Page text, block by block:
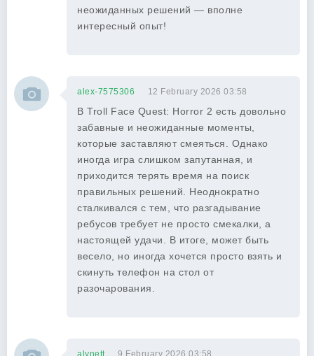
неожиданных решений — вполне
интересный опыт!
alex-7575306 12 February 2026 03:58
В Troll Face Quest: Horror 2 есть довольно
забавные и неожиданные моменты,
которые заставляют смеяться. Однако
иногда игра слишком запутанная, и
приходится терять время на поиск
правильных решений. Неоднократно
сталкивался с тем, что разгадывание
ребусов требует не просто смекалки, а
настоящей удачи. В итоге, может быть
весело, но иногда хочется просто взять и
скинуть телефон на стол от
разочарования.
alynett 9 February 2026 03:58